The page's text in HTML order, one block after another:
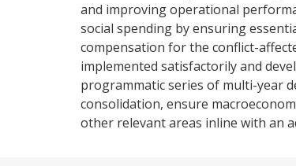
and improving operational
social spending by ensuring
compensation for the conflict-
implemented satisfactorily and
programmatic series of multi-year
consolidation, ensure
other relevant areas inline with an